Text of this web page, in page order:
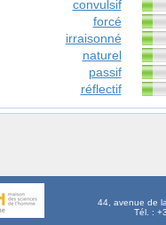
convulsif
forcé
irraisonné
naturel
passif
réflectif
44, avenue de
Tél. :